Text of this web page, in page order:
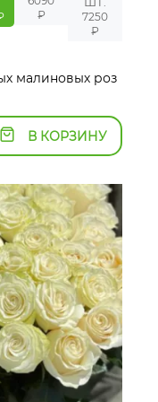
₽
7250
₽
малиновых роз
В КОРЗИНУ